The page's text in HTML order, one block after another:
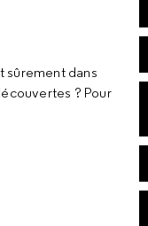
sûrement dans
? Pour